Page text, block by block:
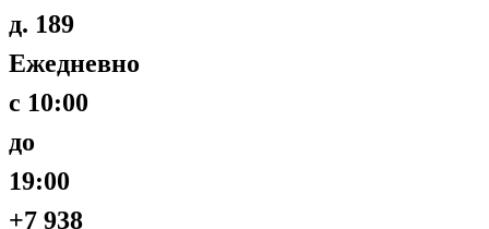
д. 189
Ежедневно
с 10:00
до
19:00
+7 938